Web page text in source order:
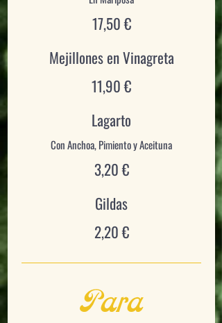
17,50 €
Mejillones en Vinagreta
11,90 €
Lagarto
Con Anchoa, Pimiento y Aceituna
3,20 €
Gildas
2,20 €
Para